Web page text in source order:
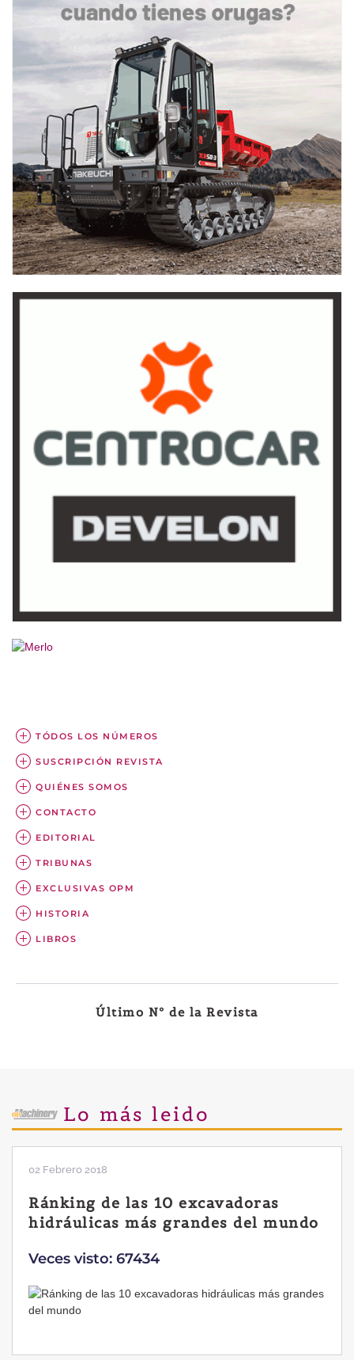
TÓDOS LOS NÚMEROS
SUSCRIPCIÓN REVISTA
QUIÉNES SOMOS
CONTACTO
EDITORIAL
TRIBUNAS
EXCLUSIVAS OPM
HISTORIA
LIBROS
Último Nº de la Revista
Lo más leido
02 Febrero 2018
Ránking de las 10 excavadoras
hidráulicas más grandes del mundo
Veces visto: 67434